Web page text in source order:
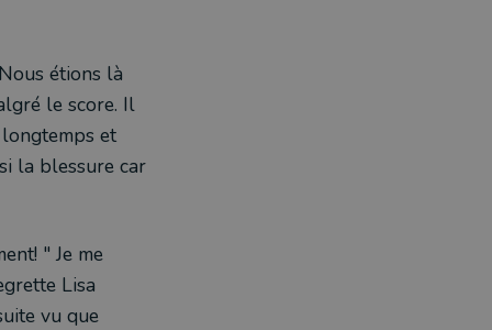
étions là
le score. Il
et
la blessure car
" Je me
Lisa
vu que